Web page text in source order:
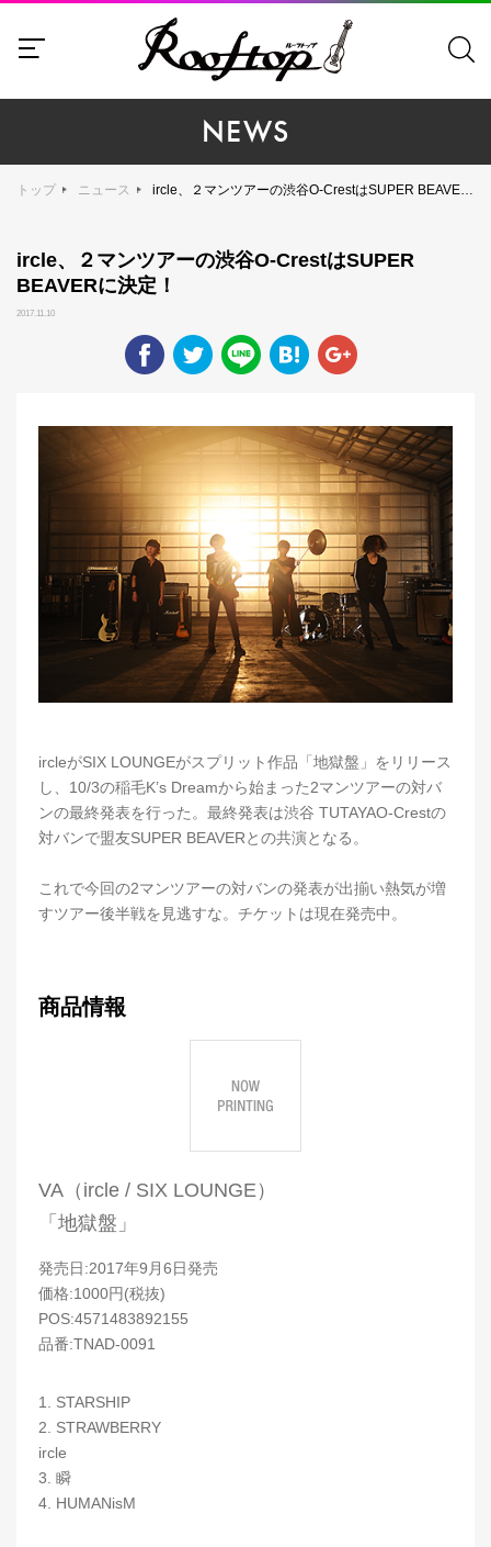
NEWS
トップ ニュース ircle、２マンツアーの渋谷O-CrestはSUPER BEAVERに決定！
ircle、２マンツアーの渋谷O-CrestはSUPER
BEAVERに決定！
2017.11.10
ircleがSIX LOUNGEがスプリット作品「地獄盤」をリリース
し、10/3の稲毛K’s Dreamから始まった2マンツアーの対バ
ンの最終発表を行った。最終発表は渋谷 TUTAYAO-Crestの
対バンで盟友SUPER BEAVERとの共演となる。
これで今回の2マンツアーの対バンの発表が出揃い熱気が増
すツアー後半戦を見逃すな。チケットは現在発売中。
商品情報
VA（ircle / SIX LOUNGE）
「地獄盤」
発売日:2017年9月6日発売
価格:1000円(税抜)
POS:4571483892155
品番:TNAD-0091
1. STARSHIP
2. STRAWBERRY
ircle
3. 瞬
4. HUMANisM